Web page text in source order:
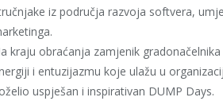
iz područja razvoja softvera,
kraju obraćanja zamjenik
i entuzijazmu koje ulažu u
uspješan i inspirativan DUMP Days.